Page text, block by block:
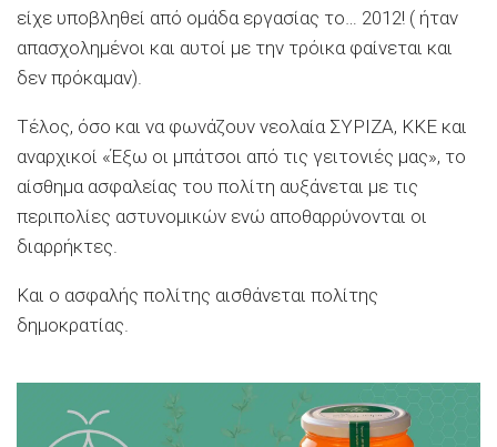
είχε υποβληθεί από ομάδα εργασίας το… 2012! ( ήταν
απασχολημένοι και αυτοί με την τρόικα φαίνεται και
δεν πρόκαμαν).
Τέλος, όσο και να φωνάζουν νεολαία ΣΥΡΙΖΑ, ΚΚΕ και
αναρχικοί «Έξω οι μπάτσοι από τις γειτονιές μας», το
αίσθημα ασφαλείας του πολίτη αυξάνεται με τις
περιπολίες αστυνομικών ενώ αποθαρρύνονται οι
διαρρήκτες.
Και ο ασφαλής πολίτης αισθάνεται πολίτης
δημοκρατίας.